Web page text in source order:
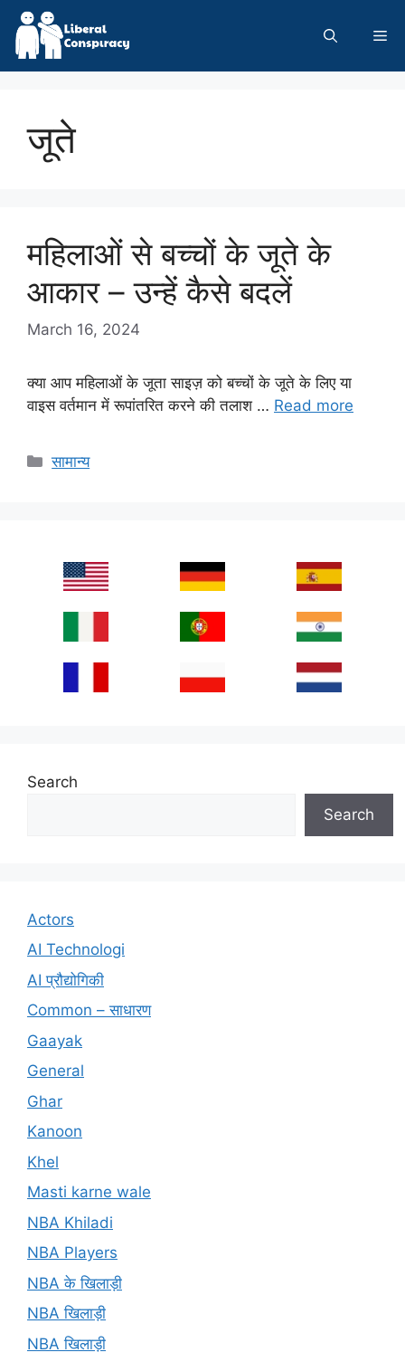
Skip
content
जूते
महिलाओं से बच्चों के जूते के
आकार – उन्हें कैसे बदलें
March 16, 2024
क्या आप महिलाओं के जूता साइज़ को बच्चों के जूते के लिए या
वाइस वर्तमान में रूपांतरित करने की तलाश … Read more
Categories
सामान्य
Search
Search
Actors
AI Technologi
AI प्रौद्योगिकी
Common – साधारण
Gaayak
General
Ghar
Kanoon
Khel
Masti karne wale
NBA Khiladi
NBA Players
NBA के खिलाड़ी
NBA खिलाड़ी
NBA खिलाड़ी